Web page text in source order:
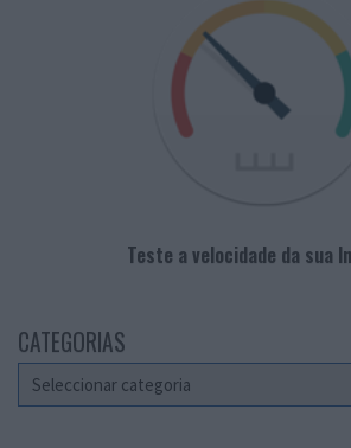
Teste a velocidade da sua
CATEGORIAS
Categorias